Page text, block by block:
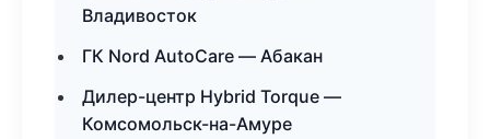
Владивосток
ГК Nord AutoCare — Абакан
Дилер-центр Hybrid Torque —
Комсомольск-на-Амуре